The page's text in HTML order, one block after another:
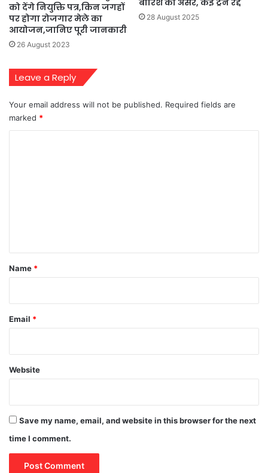
को देंगे नियुक्ति पत्र,किन जगहों
पर होगा रोजगार मेले का
आयोजन,जानिए पूरी जानकारी
26 August 2023
28 August 2025
Leave a Reply
Your email address will not be published. Required fields are
marked *
*
Name *
Email *
Website
Save my name, email, and website in this browser for the next
time I comment.